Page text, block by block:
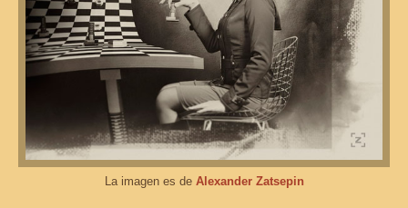
La imagen es de Alexander Zatsepin